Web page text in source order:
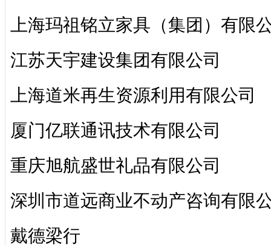
上海玛祖铭立家具（集团）有限
江苏天宇建设集团有限公司
上海道米再生资源利用有限公司
厦门亿联通讯技术有限公司
重庆旭航盛世礼品有限公司
深圳市道远商业不动产咨询有限
戴德梁行